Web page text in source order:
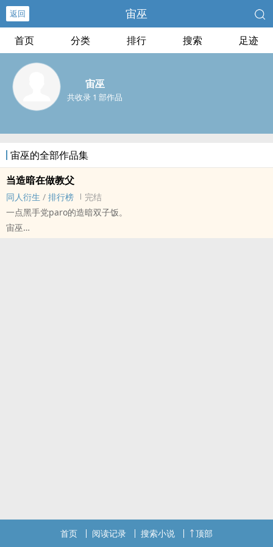
返回 宙巫
首页 分类 排行 搜索 足迹
宙巫
共收录 1 部作品
宙巫的全部作品集
当造暗在做教父
同人衍生 / 排行榜
完结
一点黑手党paro的造暗双子饭。
宙巫
首页 阅读记录 搜索小说 顶部